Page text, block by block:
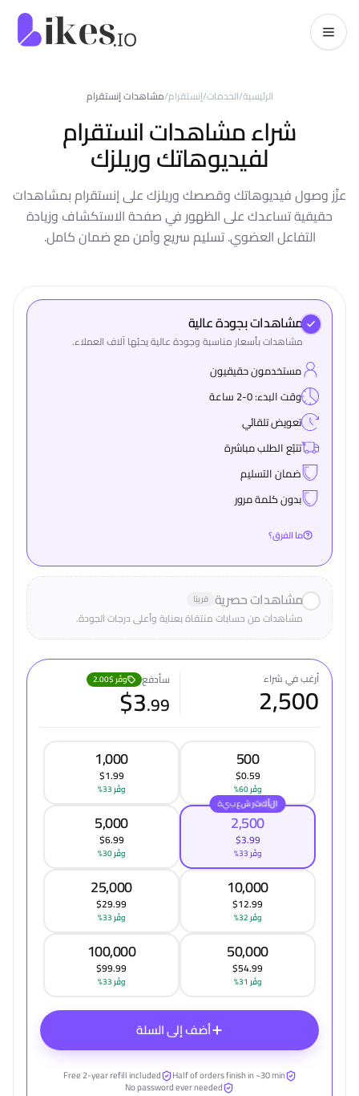
تخطّي إلى المحتوى
الرئيسية/الخدمات/إنستقرام/مشاهدات إنستقرام
شراء مشاهدات انستقرام
لفيديوهاتك وريلزك
عزّز وصول فيديوهاتك وقصصك وريلزك على إنستقرام بمشاهدات
حقيقية تساعدك على الظهور في صفحة الاستكشاف وزيادة
التفاعل العضوي. تسليم سريع وآمن مع ضمان كامل.
مشاهدات بجودة عالية
مشاهدات بأسعار مناسبة وجودة عالية يحبّها آلاف العملاء.
مستخدمون حقيقيون
وقت البدء: 0-2 ساعة
تعويض تلقائي
تتبّع الطلب مباشرة
ضمان التسليم
بدون كلمة مرور
ما الفرق؟
مشاهدات حصرية قريبًا
مشاهدات من حسابات منتقاة بعناية وأعلى درجات الجودة.
أرغب في شراء
2,500 سأدفع وفّر$2.00
$3.99
500
$0.59
وفّر 60%
1,000
$1.99
وفّر 33%
الأكثر شعبيةالأكثرشعبية
2,500
$3.99
وفّر 33%
5,000
$6.99
وفّر 30%
10,000
$12.99
وفّر 32%
25,000
$29.99
وفّر 33%
50,000
$54.99
وفّر 31%
100,000
$99.99
وفّر 33%
أضف إلى السلة
Half of orders finish in ~30 min
Free 2-year refill included
No password ever needed